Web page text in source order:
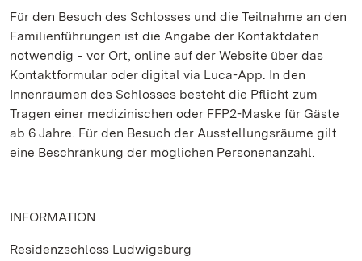
Für den Besuch des Schlosses und die Teilnahme an den
Familienführungen ist die Angabe der Kontaktdaten
notwendig ‒ vor Ort, online auf der Website über das
Kontaktformular oder digital via Luca-App. In den
Innenräumen des Schlosses besteht die Pflicht zum
Tragen einer medizinischen oder FFP2-Maske für Gäste
ab 6 Jahre. Für den Besuch der Ausstellungsräume gilt
eine Beschränkung der möglichen Personenanzahl.
INFORMATION
Residenzschloss Ludwigsburg